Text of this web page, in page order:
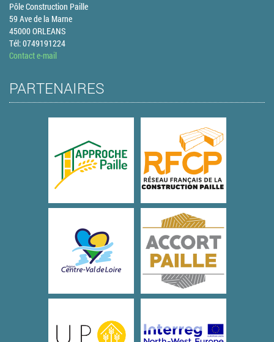
Pôle Construction Paille
59 Ave de la Marne
45000 ORLEANS
Tél: 0749191224
Contact e-mail
PARTENAIRES